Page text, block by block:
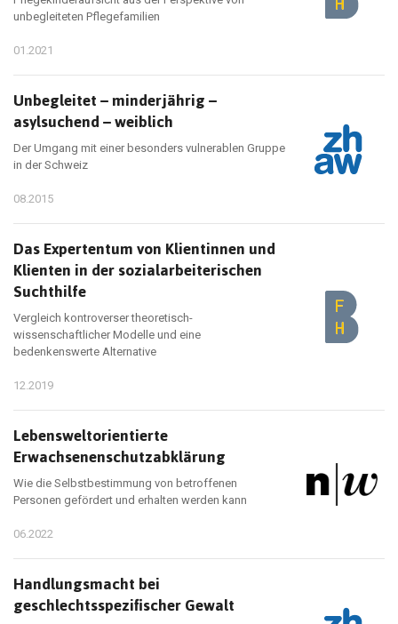
unbegleiteten Pflegefamilien
01.2021
Unbegleitet – minderjährig –
asylsuchend – weiblich
Der Umgang mit einer besonders vulnerablen Gruppe
in der Schweiz
08.2015
Das Expertentum von Klientinnen und
Klienten in der sozialarbeiterischen
Suchthilfe
Vergleich kontroverser theoretisch-
wissenschaftlicher Modelle und eine
bedenkenswerte Alternative
12.2019
Lebensweltorientierte
Erwachsenenschutzabklärung
Wie die Selbstbestimmung von betroffenen
Personen gefördert und erhalten werden kann
06.2022
Handlungsmacht bei
geschlechtsspezifischer Gewalt